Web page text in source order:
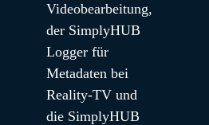
Videobearbeitung,
der SimplyHUB
Logger für
Metadaten bei
Reality-TV und
die SimplyHUB